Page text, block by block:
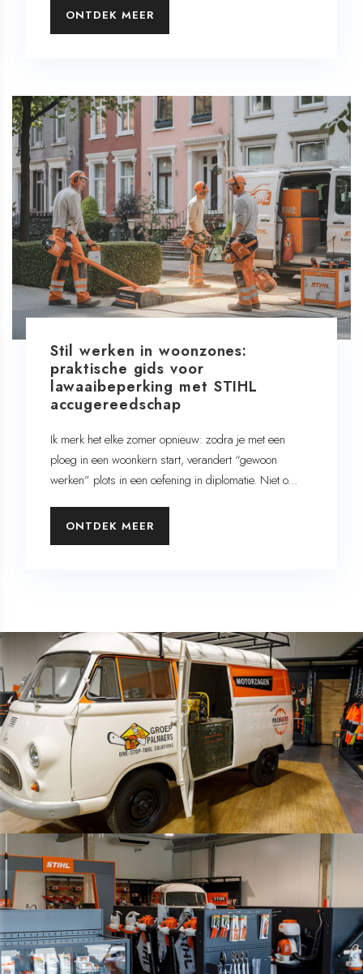
ONTDEK MEER
Stil werken in woonzones:
praktische gids voor
lawaaibeperking met STIHL
accugereedschap
Ik merk het elke zomer opnieuw: zodra je met een
ploeg in een woonkern start, verandert “gewoon
werken” plots in een oefening in diplomatie. Niet o...
ONTDEK MEER